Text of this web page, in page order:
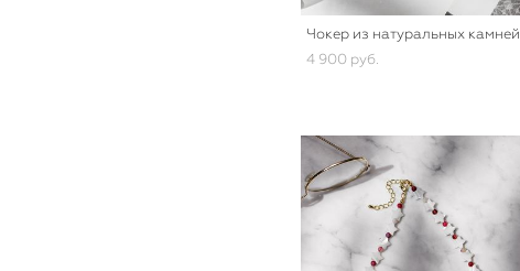
Чокер из натуральных камней
4 900 pуб.